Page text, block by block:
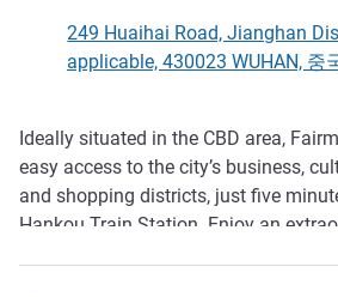
249 Huaihai Road, Jianghan
applicable, 430023 WUHAN, 중
호텔설명
Ideally situated in the CBD area,
easy access to the city’s business,
and shopping districts, just five
Hankou Train Station. Enjoy an